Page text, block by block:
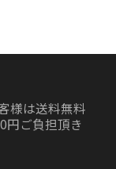
様は送料無料
円ご負担頂き